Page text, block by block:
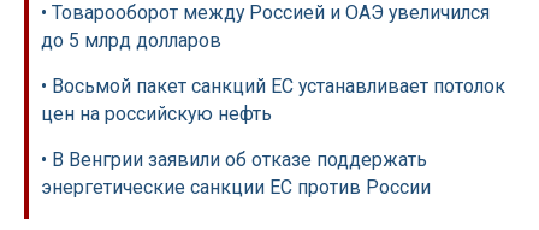
• Товарооборот между Россией и ОАЭ увеличился
до 5 млрд долларов
• Восьмой пакет санкций ЕС устанавливает потолок
цен на российскую нефть
• В Венгрии заявили об отказе поддержать
энергетические санкции ЕС против России